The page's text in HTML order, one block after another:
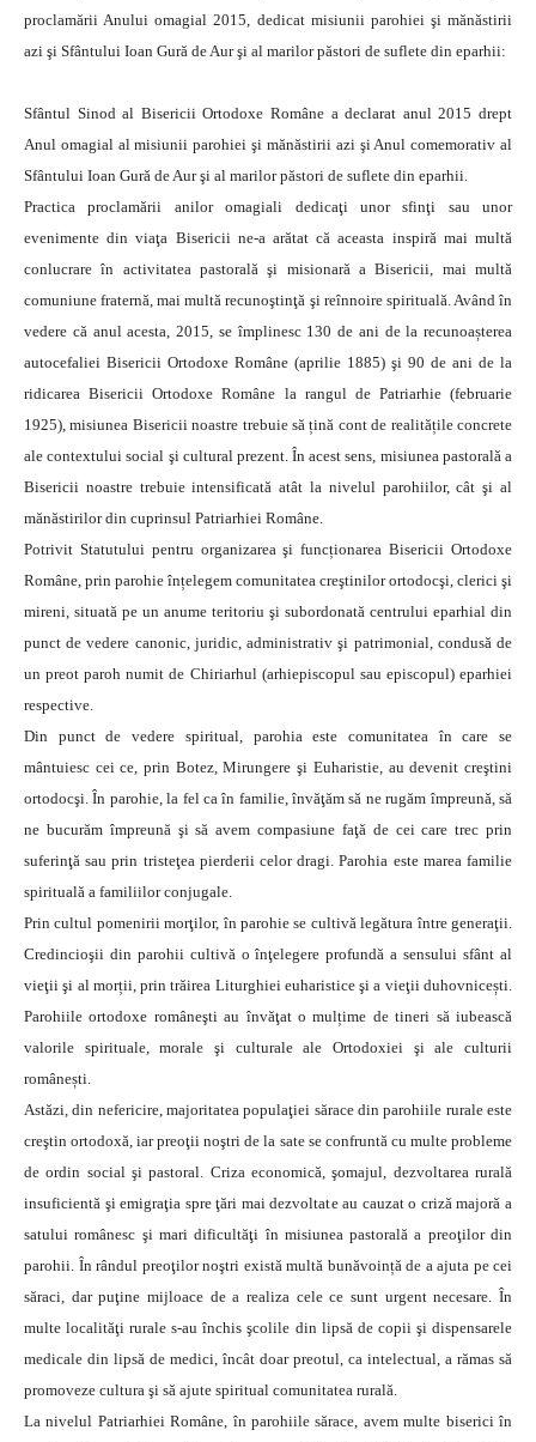
proclamării Anului omagial 2015, dedicat misiunii parohiei şi mănăstirii
azi şi Sfântului Ioan Gură de Aur şi al marilor păstori de suflete din eparhii:
Sfântul Sinod al Bisericii Ortodoxe Române a declarat anul 2015 drept
Anul omagial al misiunii parohiei şi mănăstirii azi şi Anul comemorativ al
Sfântului Ioan Gură de Aur şi al marilor păstori de suflete din eparhii.
Practica proclamării anilor omagiali dedicaţi unor sfinţi sau unor
evenimente din viaţa Bisericii ne-a arătat că aceasta inspiră mai multă
conlucrare în activitatea pastorală şi misionară a Bisericii, mai multă
comuniune fraternă, mai multă recunoştinţă şi reînnoire spirituală. Având în
vedere că anul acesta, 2015, se împlinesc 130 de ani de la recunoașterea
autocefaliei Bisericii Ortodoxe Române (aprilie 1885) şi 90 de ani de la
ridicarea Bisericii Ortodoxe Române la rangul de Patriarhie (februarie
1925), misiunea Bisericii noastre trebuie să țină cont de realitățile concrete
ale contextului social şi cultural prezent. În acest sens, misiunea pastorală a
Bisericii noastre trebuie intensificată atât la nivelul parohiilor, cât şi al
mănăstirilor din cuprinsul Patriarhiei Române.
Potrivit Statutului pentru organizarea şi funcționarea Bisericii Ortodoxe
Române, prin parohie înțelegem comunitatea creştinilor ortodocşi, clerici şi
mireni, situată pe un anume teritoriu şi subordonată centrului eparhial din
punct de vedere canonic, juridic, administrativ şi patrimonial, condusă de
un preot paroh numit de Chiriarhul (arhiepiscopul sau episcopul) eparhiei
respective.
Din punct de vedere spiritual, parohia este comunitatea în care se
mântuiesc cei ce, prin Botez, Mirungere şi Euharistie, au devenit creştini
ortodocşi. În parohie, la fel ca în familie, învăţăm să ne rugăm împreună, să
ne bucurăm împreună şi să avem compasiune faţă de cei care trec prin
suferinţă sau prin tristeţea pierderii celor dragi. Parohia este marea familie
spirituală a familiilor conjugale.
Prin cultul pomenirii morţilor, în parohie se cultivă legătura între generaţii.
Credincioşii din parohii cultivă o înţelegere profundă a sensului sfânt al
vieţii şi al morții, prin trăirea Liturghiei euharistice şi a vieţii duhovnicești.
Parohiile ortodoxe româneşti au învăţat o mulțime de tineri să iubească
valorile spirituale, morale şi culturale ale Ortodoxiei şi ale culturii
românești.
Astăzi, din nefericire, majoritatea populaţiei sărace din parohiile rurale este
creştin ortodoxă, iar preoţii noştri de la sate se confruntă cu multe probleme
de ordin social şi pastoral. Criza economică, şomajul, dezvoltarea rurală
insuficientă şi emigraţia spre ţări mai dezvoltate au cauzat o criză majoră a
satului românesc şi mari dificultăţi în misiunea pastorală a preoţilor din
parohii. În rândul preoţilor noştri există multă bunăvoință de a ajuta pe cei
săraci, dar puţine mijloace de a realiza cele ce sunt urgent necesare. În
multe localităţi rurale s-au închis şcolile din lipsă de copii şi dispensarele
medicale din lipsă de medici, încât doar preotul, ca intelectual, a rămas să
promoveze cultura şi să ajute spiritual comunitatea rurală.
La nivelul Patriarhiei Române, în parohiile sărace, avem multe biserici în